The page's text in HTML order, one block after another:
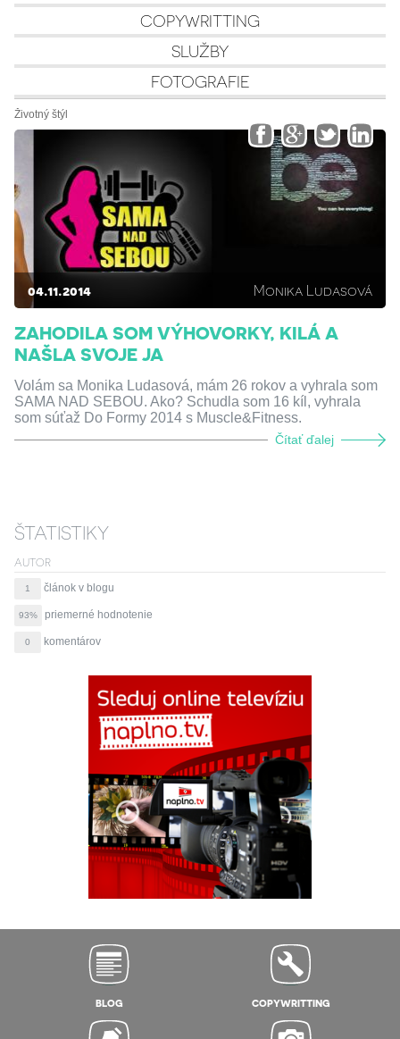
COPYWRITTING
SLUŽBY
FOTOGRAFIE
Životný štýl
04.11.2014 Monika Ludasová
ZAHODILA SOM VÝHOVORKY, KILÁ A
NAŠLA SVOJE JA
Volám sa Monika Ludasová, mám 26 rokov a vyhrala som
SAMA NAD SEBOU. Ako? Schudla som 16 kíl, vyhrala
som súťaž Do Formy 2014 s Muscle&Fitness.
Čítať ďalej
ŠTATISTIKY
AUTOR
1 článok v blogu
93% priemerné hodnotenie
0 komentárov
BLOG COPYWRITTING